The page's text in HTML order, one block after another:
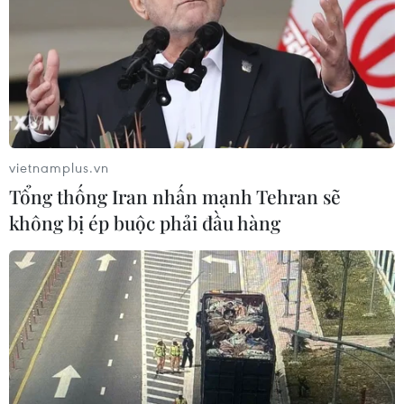
của Nga hoàn tất chuyến bay thử
nghiệm
04/08/2026 01:25
Xem thêm
CƠ QUAN CHỦ QUẢN: THÔNG TẤN XÃ VIỆT NAM
Tổng Biên tập: TRẦN TIẾN DUẨN
Phó Tổng Biên tập: NGUYỄN THỊ TÁM, KHÚC THANH
THỦY
vietnamplus.vn
Tổng thống Iran nhấn mạnh Tehran sẽ
không bị ép buộc phải đầu hàng